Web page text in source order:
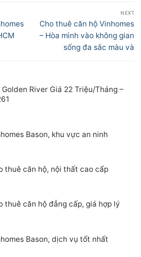
NEXT
Next
post:
Cho thuê căn hộ Vinhomes
– Hòa mình vào không gian
sống đa sắc màu và
River Giá 22 Triệu/Tháng –
Bason, khu vực an ninh
thuê căn hộ, nội thất cao cấp
thuê căn hộ đẳng cấp, giá hợp lý
Bason, dịch vụ tốt nhất